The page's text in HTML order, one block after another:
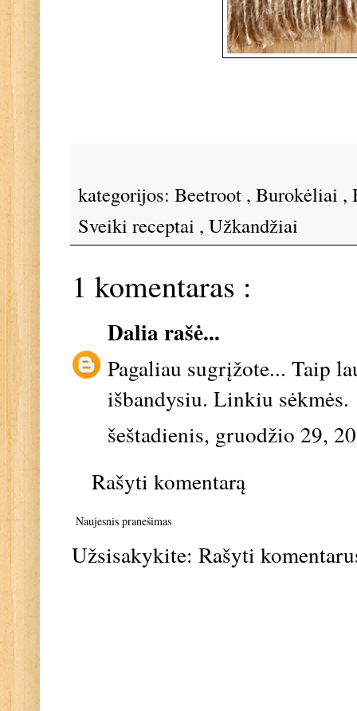
kategorijos: Beetroot , Burokėliai ,
Sveiki receptai , Užkandžiai
1 komentaras :
Dalia rašė...
Pagaliau sugrįžote... Taip
išbandysiu. Linkiu sėkmės.
šeštadienis, gruodžio 29,
Rašyti komentarą
Naujesnis pranešimas
Užsisakykite: Rašyti